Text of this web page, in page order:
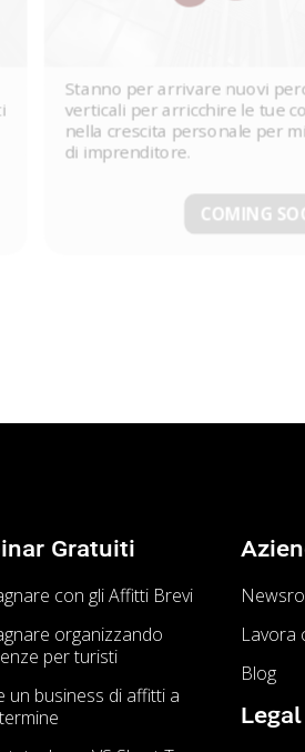
Stanno per arrivare nuovi
verticali per arricchire le tue
nella crescita personale per
di imprenditore.
COMING
Gratuiti
con gli Affitti Brevi
organizzando
per turisti
un business di affitti a
Lavora
Blog
Legal